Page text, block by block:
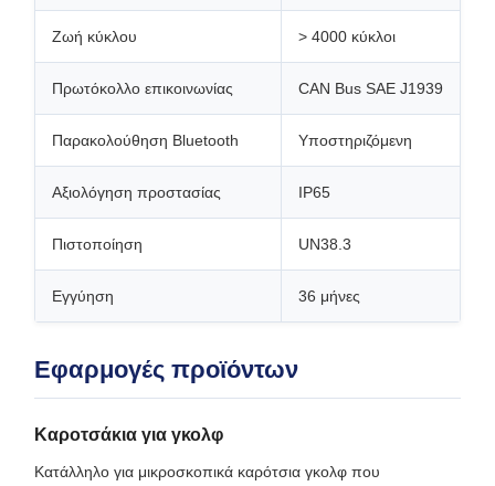
Ζωή κύκλου > 4000 κύκλοι
Πρωτόκολλο επικοινωνίας CAN Bus SAE J1939
Παρακολούθηση Bluetooth Υποστηριζόμενη
Αξιολόγηση προστασίας IP65
Πιστοποίηση UN38.3
Εγγύηση 36 μήνες
Εφαρμογές προϊόντων
Καροτσάκια για γκολφ
Κατάλληλο για μικροσκοπικά καρότσια γκολφ που